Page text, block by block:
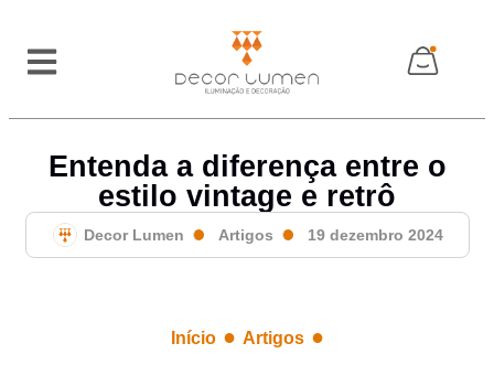
Entenda a diferença entre o
estilo vintage e retrô
Decor Lumen Artigos 19 dezembro 2024
Início● Artigos●